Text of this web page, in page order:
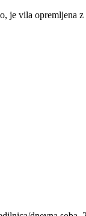
je vila opremljena